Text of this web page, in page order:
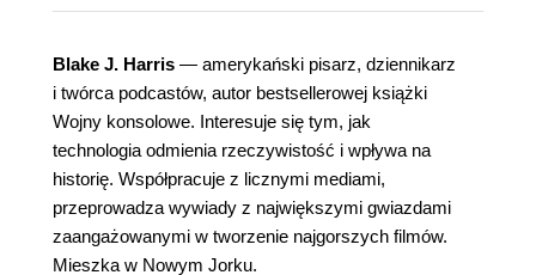
Blake J. Harris — amerykański pisarz, dziennikarz
i twórca podcastów, autor bestsellerowej książki
Wojny konsolowe. Interesuje się tym, jak
technologia odmienia rzeczywistość i wpływa na
historię. Współpracuje z licznymi mediami,
przeprowadza wywiady z największymi gwiazdami
zaangażowanymi w tworzenie najgorszych filmów.
Mieszka w Nowym Jorku.